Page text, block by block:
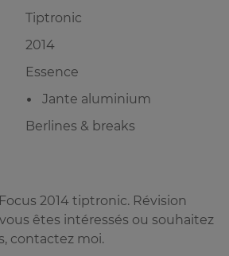
Tiptronic
2014
Essence
Jante aluminium
Berlines & breaks
2014 tiptronic. Révision
êtes intéressés ou souhaitez
contactez moi.